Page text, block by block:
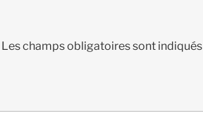
Les champs obligatoires sont indiqués